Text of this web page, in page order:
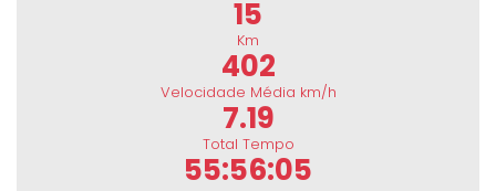
15
Km
402
Velocidade Média km/h
7.19
Total Tempo
55:56:05